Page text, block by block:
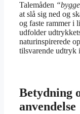
Talemåden
at slå sig ned og
og faste rammer i
udfolder
naturinspirerede
tilsvarende udtryk
Betydning
anvendelse